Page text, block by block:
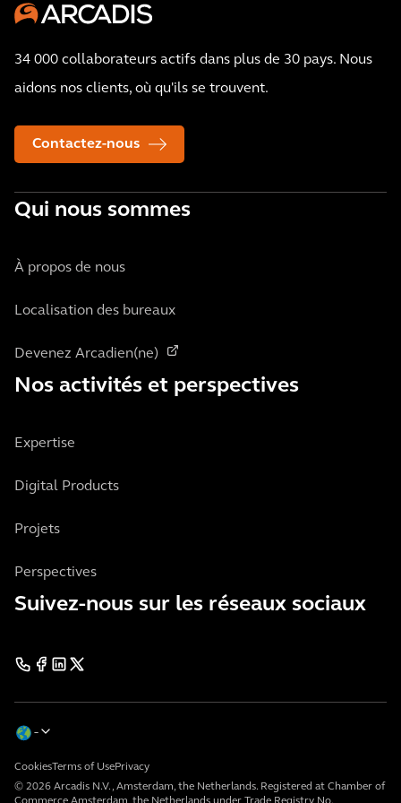
34 000 collaborateurs actifs dans plus de 30 pays. Nous
aidons nos clients, où qu'ils se trouvent.
Contactez-nous
Qui nous sommes
À propos de nous
Localisation des bureaux
Devenez Arcadien(ne)
Nos activités et perspectives
Expertise
Digital Products
Projets
Perspectives
Suivez-nous sur les réseaux sociaux
© 2026 Arcadis N.V., Amsterdam, the Netherlands. Registered at Chamber of
CookiesTerms of UsePrivacy